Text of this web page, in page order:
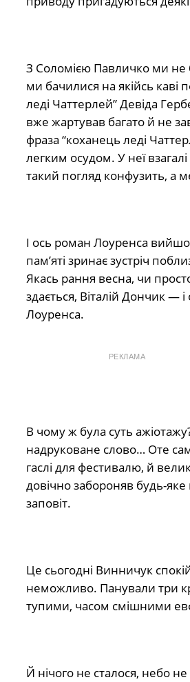
З Соломією Павличко ми не
ми бачилися на якійсь каві
леді Чаттерлей” Девіда
вже жартував багато й не
фраза “коханець леді
легким осудом. У неї
такий погляд конфузить, а
І ось роман Лоуренса
пам’яті зринає зустріч
Якась рання весна, чи
здається, Віталій Дончик —
Лоуренса.
РЕКЛАМА
В чому ж була суть
надруковане слово… Оте
гаслі для фестивалю, й
довічно забороняв будь-
заповіт.
Це сьогодні Винничук
неможливо. Панували три
тупими, часом смішними
Й нічого не сталося, небо